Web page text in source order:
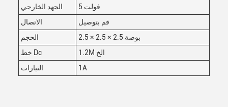
الجهد الخارجي
5 فولت
الاتصال
قم بتوصيل
الحجم
2.5 × 2.5 × 2.5 بوصة
خط Dc
1.2M الخ
التيارات
1A